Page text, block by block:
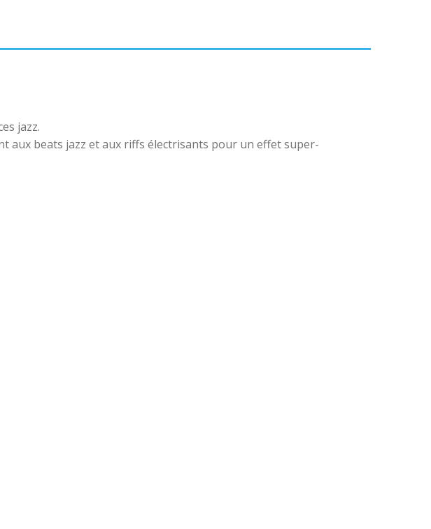
jazz.
aux beats jazz et aux riffs électrisants pour un effet super-